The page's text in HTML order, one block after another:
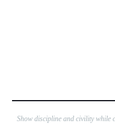
Show discipline and civility while